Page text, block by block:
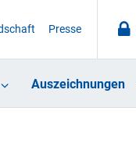
Presse
Auszeichnungen